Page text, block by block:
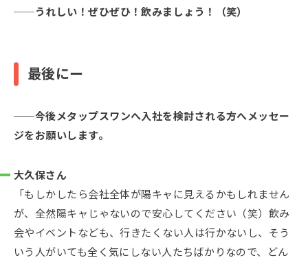
うれしい！ぜひぜひ！飲みましょう！（笑）
最後にー
今後メタップスワンへ入社を検討される方へメッセー
ジをお願いします。
大久保さん
「もしかしたら会社全体が陽キャに見えるかもしれません
が、全然陽キャじゃないので安心してください（笑）飲み
会やイベントなども、行きたくない人は行かないし、そう
いう人がいても全く気にしない人たちばかりなので、どん